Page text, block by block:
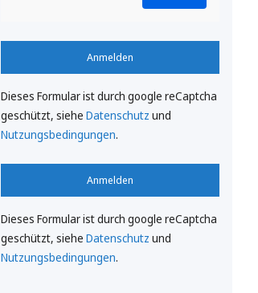
Anmelden
Dieses Formular ist durch google reCaptcha
geschützt, siehe Datenschutz und
Nutzungsbedingungen.
Anmelden
Dieses Formular ist durch google reCaptcha
geschützt, siehe Datenschutz und
Nutzungsbedingungen.